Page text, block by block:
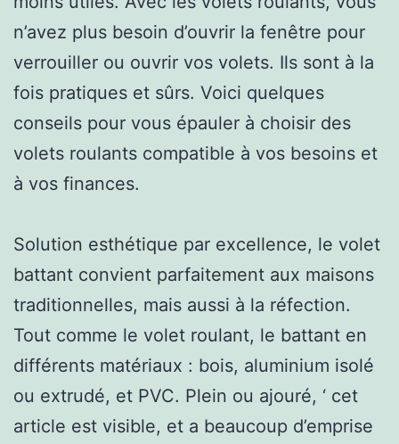
n’avez plus besoin d’ouvrir la fenêtre pour
verrouiller ou ouvrir vos volets. Ils sont à la
fois pratiques et sûrs. Voici quelques
conseils pour vous épauler à choisir des
volets roulants compatible à vos besoins et
à vos finances.
Solution esthétique par excellence, le volet
battant convient parfaitement aux maisons
traditionnelles, mais aussi à la réfection.
Tout comme le volet roulant, le battant en
différents matériaux : bois, aluminium isolé
ou extrudé, et PVC. Plein ou ajouré, ‘ cet
article est visible, et a beaucoup d’emprise